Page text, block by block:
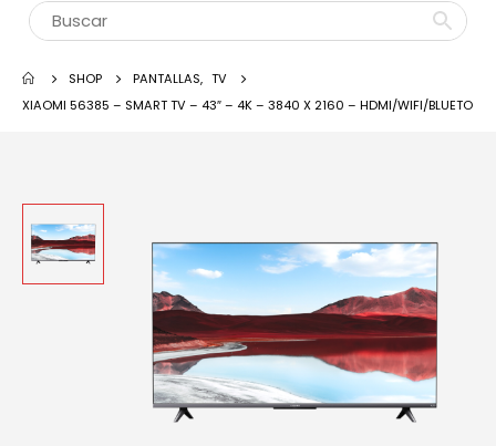
SHOP PANTALLAS, TV
XIAOMI 56385 – SMART TV – 43″ – 4K – 3840 X 2160 – HDMI/WIFI/BLUETO